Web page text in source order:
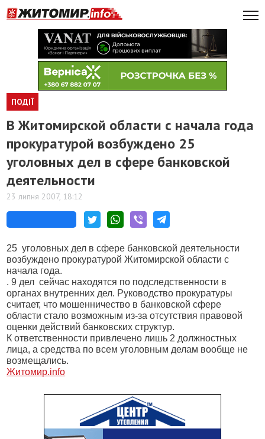
ПОДІЇ
В Житомирской области с начала года
прокуратурой возбуждено 25
уголовных дел в сфере банковской
деятельности
23 липня 2007, 18:12
25 уголовных дел в сфере банковской деятельности
возбуждено прокуратурой Житомирской области с
начала года.
. 9 дел сейчас находятся по подследственности в
органах внутренних дел. Руководство прокуратуры
считает, что мошенничество в банковской сфере
области стало возможным из-за отсутствия правовой
оценки действий банковских структур.
К ответственности привлечено лишь 2 должностных
лица, а средства по всем уголовным делам вообще не
возмещались.
Житомир.info